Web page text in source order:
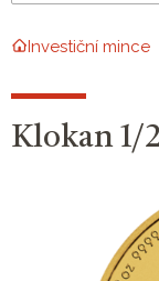
Investiční mince
Klokan 1/